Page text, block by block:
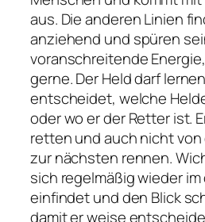
aus. Die anderen Linien
anziehend und spüren
voranschreitende
gerne. Der Held darf
entscheidet, welche
oder wo er der Retter ist.
retten und auch nicht
zur nächsten rennen.
sich regelmäßig wieder
einfindet und den Blick
damit er weise